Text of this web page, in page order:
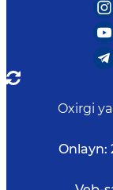
Oxirgi
Onlayn: